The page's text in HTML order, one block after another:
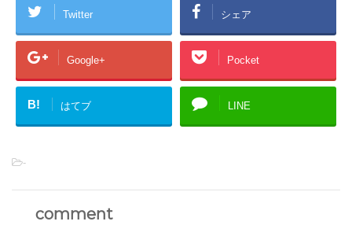
Twitter シェア
Google+ Pocket
B! はてブ LINE
-
comment